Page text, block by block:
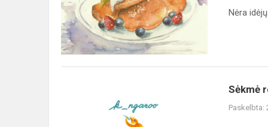
vokiškai
Nėra
respublikiniame
Sėkmė
Paskelbta: